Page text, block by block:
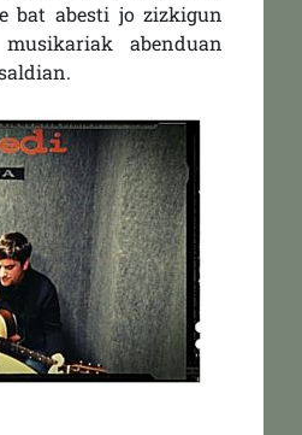
bat abesti jo zizkigun
abenduan